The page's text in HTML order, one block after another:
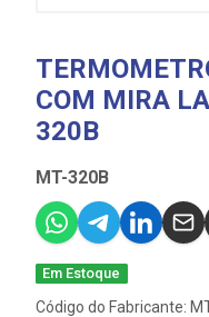
COM MIRA
320B
MT-320B
Em Estoque
Código do Fabricante: